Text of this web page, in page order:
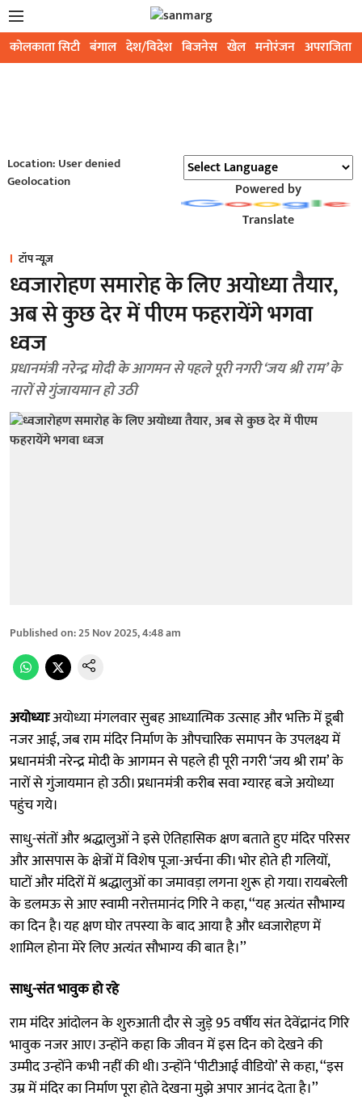
कोलकाता सिटी बंगाल देश/विदेश बिजनेस खेल मनोरंजन अपराजिता
Location: User denied
Geolocation
Powered by
Translate
टॉप न्यूज़
ध्वजारोहण समारोह के लिए अयोध्या तैयार,
अब से कुछ देर में पीएम फहरायेंगे भगवा
ध्वज
प्रधानमंत्री नरेन्द्र मोदी के आगमन से पहले पूरी नगरी ‘जय श्री राम’ के
नारों से गुंजायमान हो उठी
Published on:25 Nov 2025, 4:48 am
अयोध्याःअयोध्या मंगलवार सुबह आध्यात्मिक उत्साह और भक्ति में डूबी
नजर आई, जब राम मंदिर निर्माण के औपचारिक समापन के उपलक्ष्य में
प्रधानमंत्री नरेन्द्र मोदी के आगमन से पहले ही पूरी नगरी ‘जय श्री राम’ के
नारों से गुंजायमान हो उठी। प्रधानमंत्री करीब सवा ग्यारह बजे अयोध्या
पहुंच गये।
साधु-संतों और श्रद्धालुओं ने इसे ऐतिहासिक क्षण बताते हुए मंदिर परिसर
और आसपास के क्षेत्रों में विशेष पूजा-अर्चना की। भोर होते ही गलियों,
घाटों और मंदिरों में श्रद्धालुओं का जमावड़ा लगना शुरू हो गया। रायबरेली
के डलमऊ से आए स्वामी नरोत्तमानंद गिरि ने कहा, ‘‘यह अत्यंत सौभाग्य
का दिन है। यह क्षण घोर तपस्या के बाद आया है और ध्वजारोहण में
शामिल होना मेरे लिए अत्यंत सौभाग्य की बात है।’’
साधु-संत भावुक हो रहे
राम मंदिर आंदोलन के शुरुआती दौर से जुड़े 95 वर्षीय संत देवेंद्रानंद गिरि
भावुक नजर आए। उन्होंने कहा कि जीवन में इस दिन को देखने की
उम्मीद उन्होंने कभी नहीं की थी। उन्होंने ‘पीटीआई वीडियो’ से कहा, ‘‘इस
उम्र में मंदिर का निर्माण पूरा होते देखना मुझे अपार आनंद देता है।’’